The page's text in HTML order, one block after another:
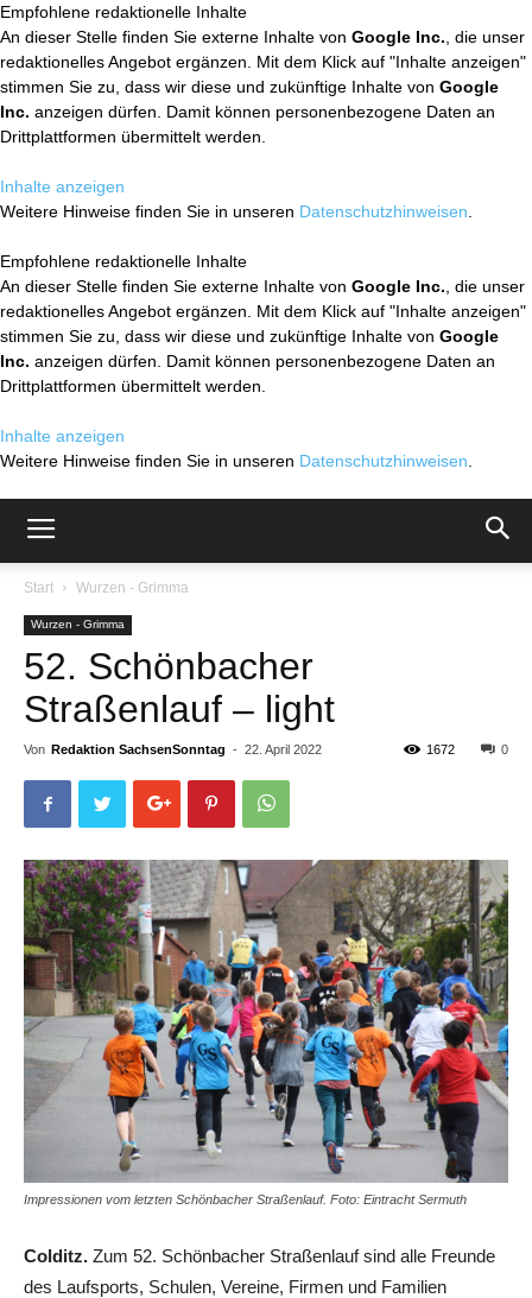
Empfohlene redaktionelle Inhalte
An dieser Stelle finden Sie externe Inhalte von Google Inc. , die unser
redaktionelles Angebot ergänzen. Mit dem Klick auf "Inhalte anzeigen"
stimmen Sie zu, dass wir diese und zukünftige Inhalte von Google
Inc. anzeigen dürfen. Damit können personenbezogene Daten an
Drittplattformen übermittelt werden.
Inhalte anzeigen
Weitere Hinweise finden Sie in unseren Datenschutzhinweisen
Empfohlene redaktionelle Inhalte
An dieser Stelle finden Sie externe Inhalte von Google Inc. , die unser
redaktionelles Angebot ergänzen. Mit dem Klick auf "Inhalte anzeigen"
stimmen Sie zu, dass wir diese und zukünftige Inhalte von Google
Inc. anzeigen dürfen. Damit können personenbezogene Daten an
Drittplattformen übermittelt werden.
Inhalte anzeigen
Weitere Hinweise finden Sie in unseren Datenschutzhinweisen
Start Wurzen - Grimma
Wurzen - Grimma
52. Schönbacher
Straßenlauf – light
Von Redaktion SachsenSonntag - 22. April 2022 0
1672
Impressionen vom letzten Schönbacher Straßenlauf. Foto: Eintracht Sermuth
Colditz. Zum 52. Schönbacher Straßenlauf sind alle Freunde
des Laufsports, Schulen, Vereine, Firmen und Familien